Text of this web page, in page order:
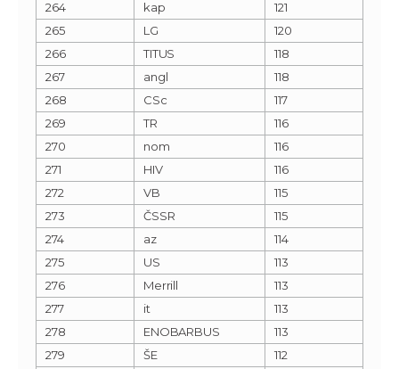
264
kap
121
265
LG
120
266
TITUS
118
267
angl
118
268
CSc
117
269
TR
116
270
nom
116
271
HIV
116
272
VB
115
273
ČSSR
115
274
az
114
275
US
113
276
Merrill
113
277
it
113
278
ENOBARBUS
113
279
ŠE
112